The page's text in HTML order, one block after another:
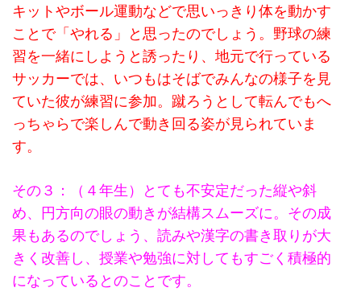
キットやボール運動などで思いっきり体を動かす
ことで「やれる」と思ったのでしょう。野球の練
習を一緒にしようと誘ったり、地元で行っている
サッカーでは、いつもはそばでみんなの様子を見
ていた彼が練習に参加。蹴ろうとして転んでもへ
っちゃらで楽しんで動き回る姿が見られていま
す。
その３：（４年生）とても不安定だった縦や斜
め、円方向の眼の動きが結構スムーズに。その成
果もあるのでしょう、読みや漢字の書き取りが大
きく改善し、授業や勉強に対してもすごく積極的
になっているとのことです。